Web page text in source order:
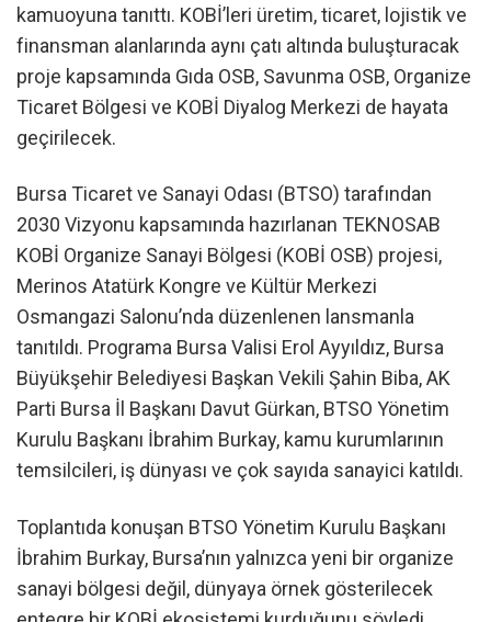
kamuoyuna tanıttı. KOBİ’leri üretim, ticaret, lojistik ve
finansman alanlarında aynı çatı altında buluşturacak
proje kapsamında Gıda OSB, Savunma OSB, Organize
Ticaret Bölgesi ve KOBİ Diyalog Merkezi de hayata
geçirilecek.
Bursa Ticaret ve Sanayi Odası (BTSO) tarafından
2030 Vizyonu kapsamında hazırlanan TEKNOSAB
KOBİ Organize Sanayi Bölgesi (KOBİ OSB) projesi,
Merinos Atatürk Kongre ve Kültür Merkezi
Osmangazi Salonu’nda düzenlenen lansmanla
tanıtıldı. Programa Bursa Valisi Erol Ayyıldız, Bursa
Büyükşehir Belediyesi Başkan Vekili Şahin Biba, AK
Parti Bursa İl Başkanı Davut Gürkan, BTSO Yönetim
Kurulu Başkanı İbrahim Burkay, kamu kurumlarının
temsilcileri, iş dünyası ve çok sayıda sanayici katıldı.
Toplantıda konuşan BTSO Yönetim Kurulu Başkanı
İbrahim Burkay, Bursa’nın yalnızca yeni bir organize
sanayi bölgesi değil, dünyaya örnek gösterilecek